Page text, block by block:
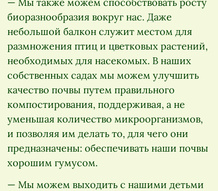
биоразнообразия вокруг нас. Даже
небольшой балкон служит местом для
размножения птиц и цветковых растений,
необходимых для насекомых. В наших
собственных садах мы можем улучшить
качество почвы путем правильного
компостирования, поддерживая, а не
уменьшая количество микроорганизмов,
и позволяя им делать то, для чего они
предназначены: обеспечивать наши почвы
хорошим гумусом.
— Мы можем выходить с нашими детьми